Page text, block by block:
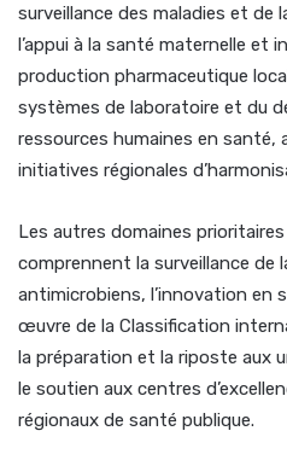
surveillance des maladies et de
l’appui à la santé maternelle et
production pharmaceutique
systèmes de laboratoire et du
ressources humaines en santé,
initiatives régionales
Les autres domaines
comprennent la surveillance de
antimicrobiens, l’innovation en
œuvre de la Classification
la préparation et la riposte aux
le soutien aux centres
régionaux de santé publique.